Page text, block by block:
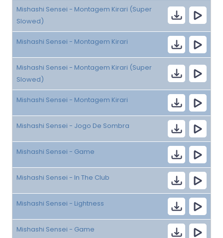
Mishashi Sensei - Montagem Kirari (Super
Slowed)
Mishashi Sensei - Montagem Kirari
Mishashi Sensei - Montagem Kirari (Super
Slowed)
Mishashi Sensei - Montagem Kirari
Mishashi Sensei - Jogo De Sombra
Mishashi Sensei - Game
Mishashi Sensei - In The Club
Mishashi Sensei - Lightness
Mishashi Sensei - Game